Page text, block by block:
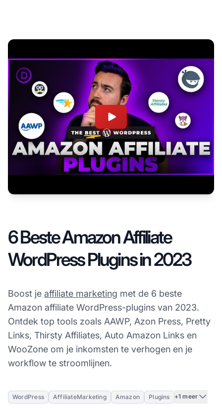
6 Beste Amazon Affiliate
WordPress Plugins in 2023
Boost je affiliate marketing met de 6 beste
Amazon affiliate WordPress-plugins van 2023.
Ontdek top tools zoals AAWP, Azon Press, Pretty
Links, Thirsty Affiliates, Auto Amazon Links en
WooZone om je inkomsten te verhogen en je
workflow te stroomlijnen.
WordPress AffiliateMarketing Amazon Plugins +1 meer